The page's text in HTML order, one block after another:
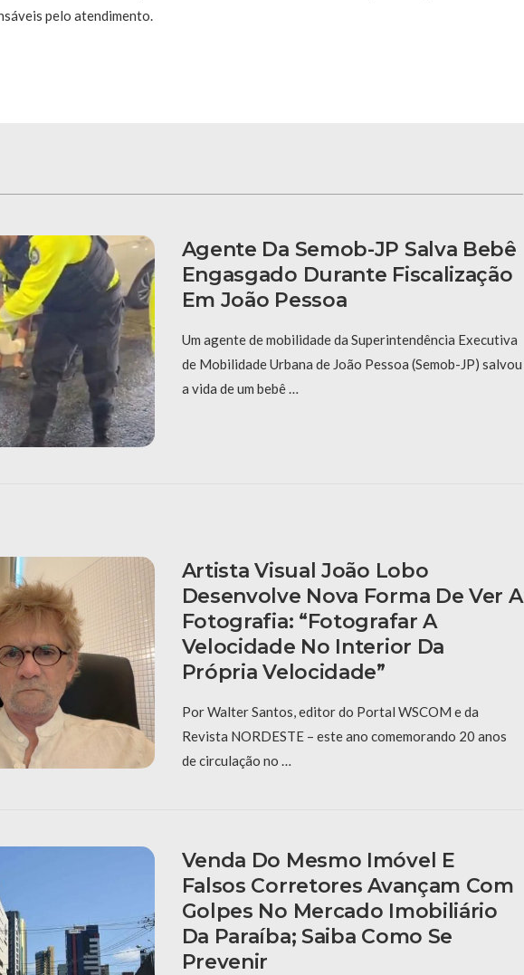
pelo atendimento.
Agente Da Semob-JP Salva Bebê
Engasgado Durante Fiscalização
Em João Pessoa
Um agente de mobilidade da Superintendência Executiva
de Mobilidade Urbana de João Pessoa (Semob-JP) salvou
a vida de um bebê …
Artista Visual João Lobo
Desenvolve Nova Forma De Ver A
Fotografia: “fotografar A
Velocidade No Interior Da
Própria Velocidade”
Por Walter Santos, editor do Portal WSCOM e da
Revista NORDESTE – este ano comemorando 20 anos
de circulação no …
Venda Do Mesmo Imóvel E
Falsos Corretores Avançam Com
Golpes No Mercado Imobiliário
Da Paraíba; Saiba Como Se
Prevenir